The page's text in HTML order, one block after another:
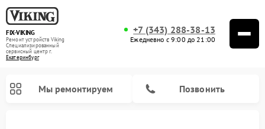
FIX-VIKING
Ремонт устройств Viking
Специализированный
cервисный центр г.
Екатеринбург
+7 (343) 288-38-13
Ежедневно с 9:00 до 21:00
Мы ремонтируем Позвонить